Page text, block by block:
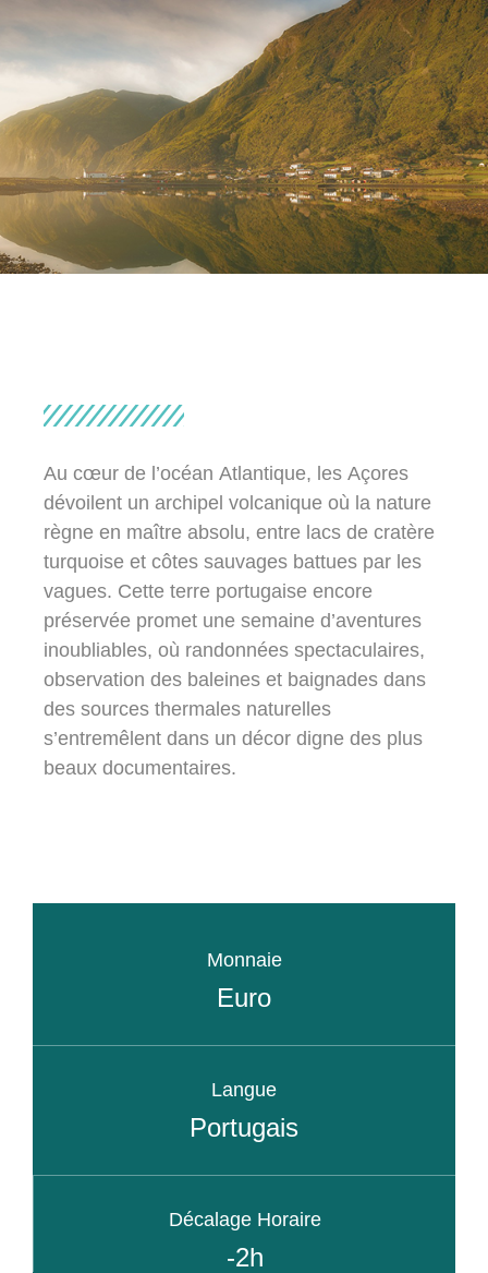
Au cœur de l’océan Atlantique, les Açores
dévoilent un archipel volcanique où la nature
règne en maître absolu, entre lacs de cratère
turquoise et côtes sauvages battues par les
vagues. Cette terre portugaise encore
préservée promet une semaine d’aventures
inoubliables, où randonnées spectaculaires,
observation des baleines et baignades dans
des sources thermales naturelles
s’entremêlent dans un décor digne des plus
beaux documentaires.
Monnaie
Euro
Langue
Portugais
Décalage Horaire
-2h